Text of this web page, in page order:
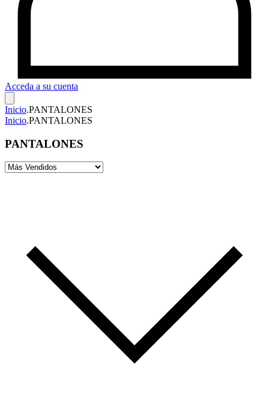
Acceda a su cuenta
Inicio.PANTALONES
Inicio.PANTALONES
PANTALONES